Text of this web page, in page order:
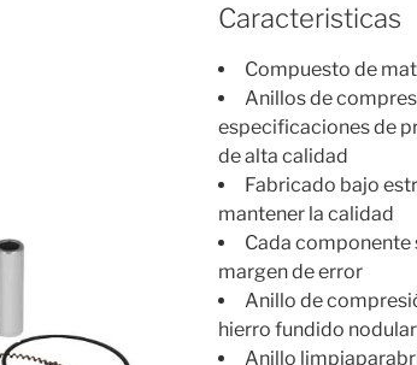
Caracteristicas
Compuesto de
Anillos de
especificaciones de
de alta calidad
Fabricado bajo
mantener la calidad
Cada componente
margen de error
Anillo de
hierro fundido nodular
Anillo